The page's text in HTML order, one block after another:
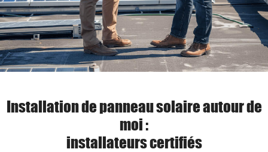
Installation de panneau solaire autour de
moi :
installateurs certifiés